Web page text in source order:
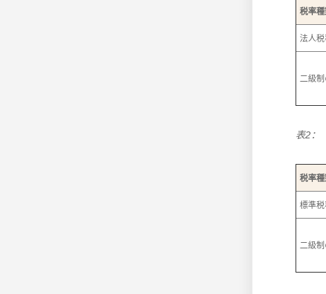
税率
法人
二級
表2：
税率
標準
二級